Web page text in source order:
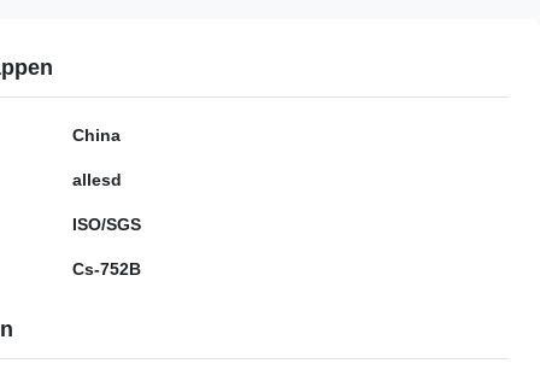
China
allesd
ISO/SGS
Cs-752B